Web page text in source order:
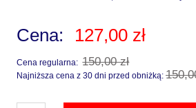
Cena nie zawiera ewentualnych kosztów
Cena: 127,00 zł
Cena regularna: 150,00 zł
Najniższa cena z 30 dni przed obniżką: